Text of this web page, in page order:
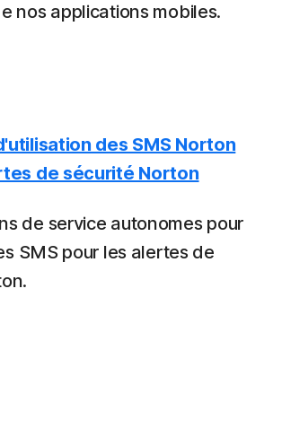
nos applications mobiles.
des SMS Norton
de sécurité Norton
de service autonomes pour
SMS pour les alertes de